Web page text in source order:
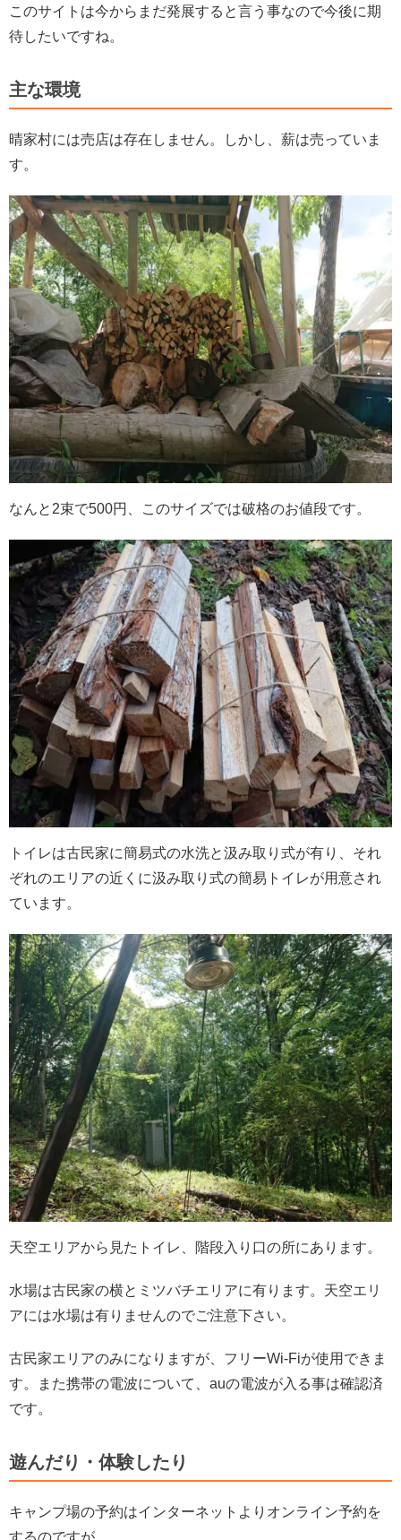
このサイトは今からまだ発展すると言う事なので今後に期
待したいですね。
主な環境
晴家村には売店は存在しません。しかし、薪は売っていま
す。
なんと2束で500円、このサイズでは破格のお値段です。
トイレは古民家に簡易式の水洗と汲み取り式が有り、それ
ぞれのエリアの近くに汲み取り式の簡易トイレが用意され
ています。
天空エリアから見たトイレ、階段入り口の所にあります。
水場は古民家の横とミツバチエリアに有ります。天空エリ
アには水場は有りませんのでご注意下さい。
古民家エリアのみになりますが、フリーWi-Fiが使用できま
す。また携帯の電波について、auの電波が入る事は確認済
です。
遊んだり・体験したり
キャンプ場の予約はインターネットよりオンライン予約を
するのですが、